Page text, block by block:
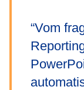
“Vom